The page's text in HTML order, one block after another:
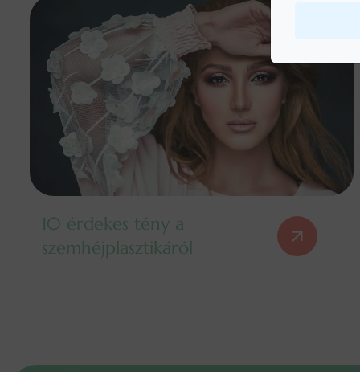
10 érdekes tény a
szemhéjplasztikáról